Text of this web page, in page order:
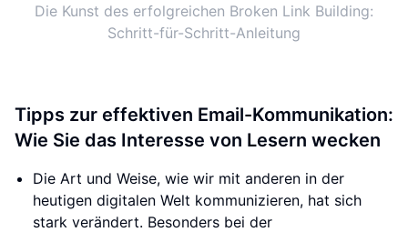
Die Kunst des erfolgreichen Broken Link Building:
Schritt-für-Schritt-Anleitung
Tipps zur effektiven Email-Kommunikation:
Wie Sie das Interesse von Lesern wecken
Die Art und Weise, wie wir mit anderen in der
heutigen digitalen Welt kommunizieren, hat sich
stark verändert. Besonders bei der